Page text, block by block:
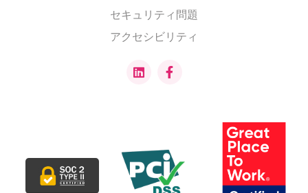
セキュリティ問題
アクセシビリティ